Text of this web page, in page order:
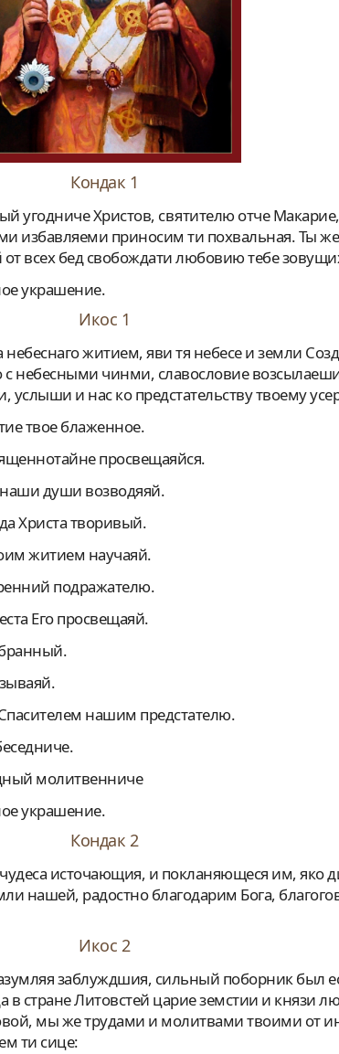
Кондак 1
избавляеми приносим ти похвальная. Ты
от всех бед свобождати любовию тебе
украшение.
Икос 1
с небесными чинми, славословие
и нас ко предстательству твоему
твое блаженное.
пpосвещаяйся.
наши души возводяяй.
Христа творивый.
житием научаяй.
подражателю.
Его просвещаяй.
нашим предстателю.
молитвенниче
украшение.
Кондак 2
нашей, радостно благодарим Бога,
Икос 2
в стране Литовстей царие земстии и князи
мы же трудами и молитвами твоими от
ти сице: